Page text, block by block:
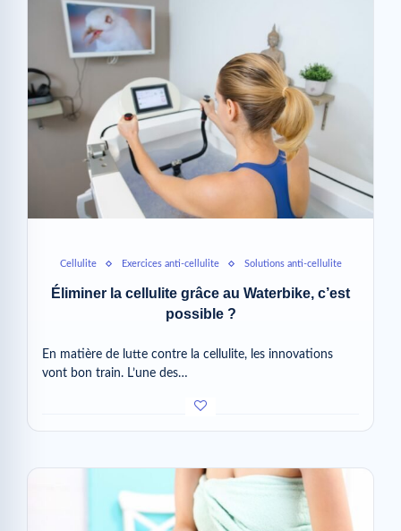
Cellulite Exercices anti-cellulite Solutions anti-cellulite
Éliminer la cellulite grâce au Waterbike, c’est
possible ?
En matière de lutte contre la cellulite, les innovations
vont bon train. L’une des…